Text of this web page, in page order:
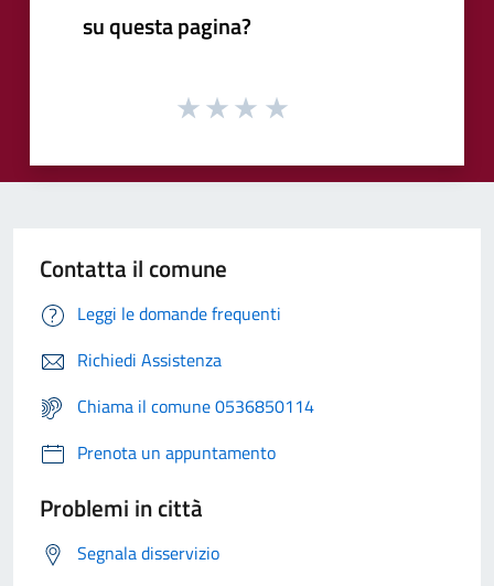
su questa pagina?
Contatta il comune
Leggi le domande frequenti
Richiedi Assistenza
Chiama il comune 0536850114
Prenota un appuntamento
Problemi in città
Segnala disservizio